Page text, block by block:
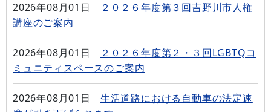
2026年08月01日
２０２６年度第３回吉野川市人権
講座のご案内
2026年08月01日
２０２６年度第２・３回LGBTQコ
ミュニティスペースのご案内
2026年08月01日
生活道路における自動車の法定速